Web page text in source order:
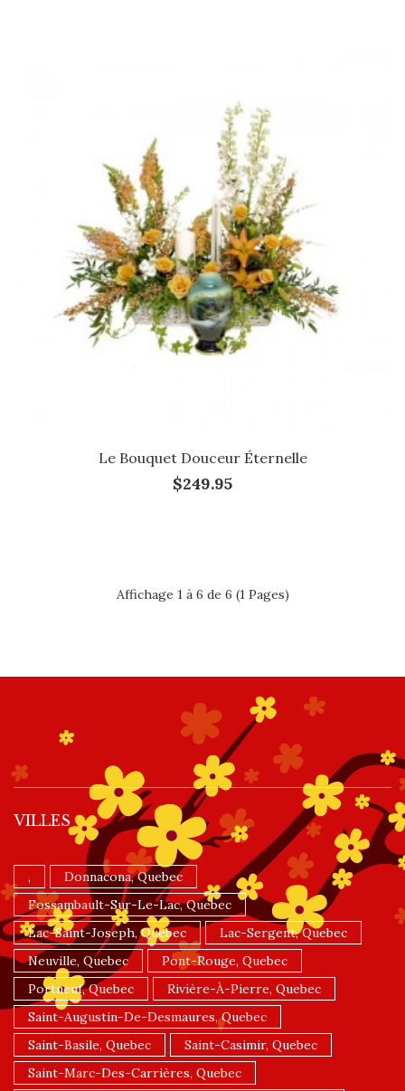
Le Bouquet Douceur Éternelle
$249.95
Affichage 1 à 6 de 6 (1 Pages)
VILLES
,
Donnacona, Quebec
Fossambault-Sur-Le-Lac, Quebec
Lac-Saint-Joseph, Quebec
Lac-Sergent, Quebec
Neuville, Quebec
Pont-Rouge, Quebec
Portneuf, Quebec
Rivière-À-Pierre, Quebec
Saint-Augustin-De-Desmaures, Quebec
Saint-Basile, Quebec
Saint-Casimir, Quebec
Saint-Marc-Des-Carrières, Quebec